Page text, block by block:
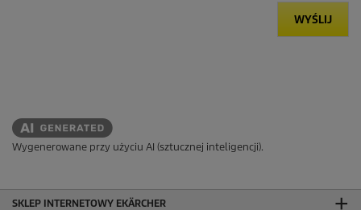
WYŚLIJ
Wygenerowane przy użyciu AI (sztucznej inteligencji).
SKLEP INTERNETOWY EKÄRCHER